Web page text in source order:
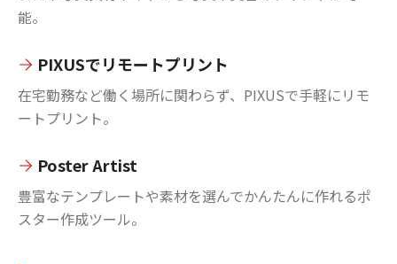
能。
PIXUSでリモートプリント
在宅勤務など働く場所に関わらず、PIXUSで手軽にリモ
ートプリント。
Poster Artist
豊富なテンプレートや素材を選んでかんたんに作れるポ
スター作成ツール。